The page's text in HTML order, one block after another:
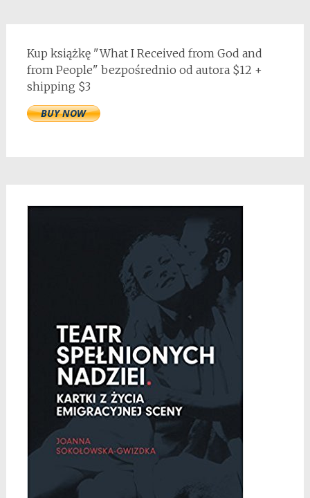
Kup książkę "What I Received from God and
from People" bezpośrednio od autora $12 +
shipping $3